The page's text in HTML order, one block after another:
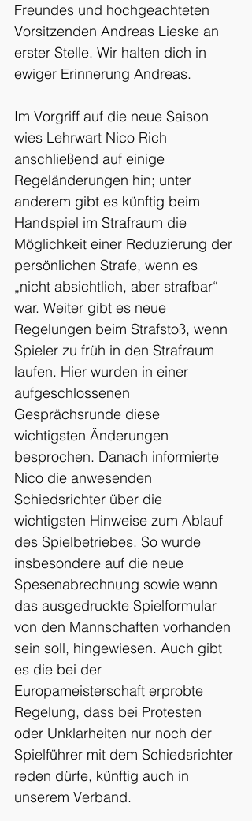
Freundes und hochgeachteten
Vorsitzenden Andreas Lieske an
erster Stelle. Wir halten dich in
ewiger Erinnerung Andreas.
Im Vorgriff auf die neue Saison
wies Lehrwart Nico Rich
anschließend auf einige
Regeländerungen hin; unter
anderem gibt es künftig beim
Handspiel im Strafraum die
Möglichkeit einer Reduzierung der
persönlichen Strafe, wenn es
„nicht absichtlich, aber strafbar“
war. Weiter gibt es neue
Regelungen beim Strafstoß, wenn
Spieler zu früh in den Strafraum
laufen. Hier wurden in einer
aufgeschlossenen
Gesprächsrunde diese
wichtigsten Änderungen
besprochen. Danach informierte
Nico die anwesenden
Schiedsrichter über die
wichtigsten Hinweise zum Ablauf
des Spielbetriebes. So wurde
insbesondere auf die neue
Spesenabrechnung sowie wann
das ausgedruckte Spielformular
von den Mannschaften vorhanden
sein soll, hingewiesen. Auch gibt
es die bei der
Europameisterschaft erprobte
Regelung, dass bei Protesten
oder Unklarheiten nur noch der
Spielführer mit dem Schiedsrichter
reden dürfe, künftig auch in
unserem Verband.